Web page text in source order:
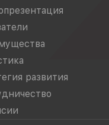
развития